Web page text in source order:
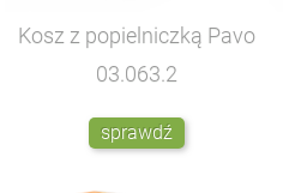
Kosz z popielniczką Pavo
03.063.2
sprawdź